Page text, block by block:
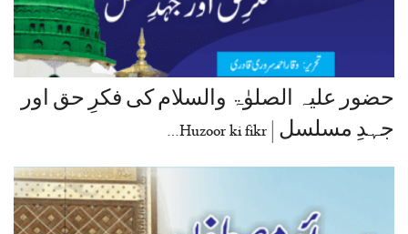
حضور علیہ الصلوٰۃ والسلام کی فکرِ حق اور
جہدِ مسلسل | Huzoor ki fikr…